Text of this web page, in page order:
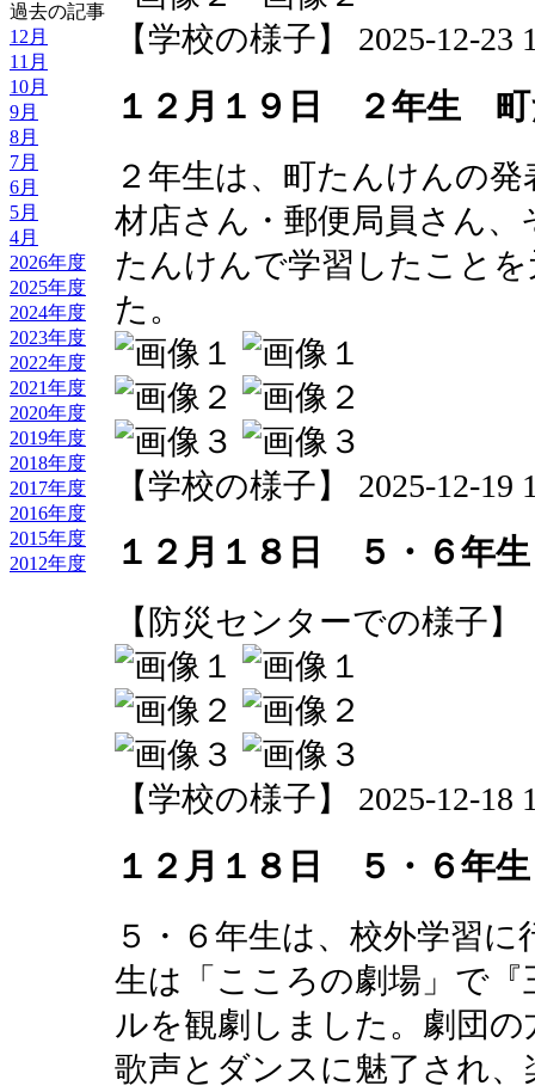
過去の記事
12月
11月
10月
9月
8月
7月
6月
5月
4月
2026年度
2025年度
2024年度
2023年度
2022年度
2021年度
2020年度
2019年度
2018年度
2017年度
2016年度
2015年度
2012年度
【学校の様子】 2025-12-23
１２月１９日 ２年生 町
２年生は、町たんけんの
材店さん・郵便局員さん
たんけんで学習したこと
た。
【学校の様子】 2025-12-19
１２月１８日 ５・６年
【防災センターでの様子】
【学校の様子】 2025-12-18
１２月１８日 ５・６年
５・６年生は、校外学習
生は「こころの劇場」で
ルを観劇しました。劇団
歌声とダンスに魅了され